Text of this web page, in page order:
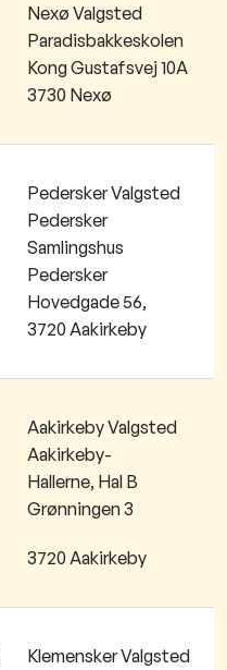
Nexø Valgsted
Paradisbakkeskolen
Kong Gustafsvej 10A
3730 Nexø
Pedersker Valgsted
Pedersker
Samlingshus
Pedersker
Hovedgade 56,
3720 Aakirkeby
Aakirkeby Valgsted
Aakirkeby-
Hallerne, Hal B ​
Grønningen 3
3720 Aakirkeby
Klemensker Valgsted